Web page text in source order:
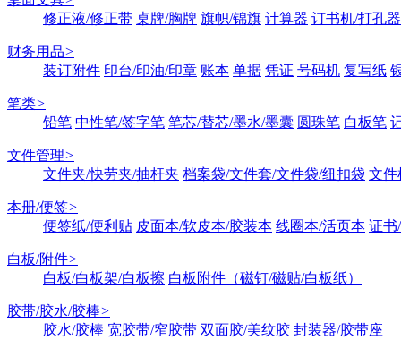
修正液/修正带 桌牌/胸牌 旗帜/锦旗 计算器 订书机/打孔器
财务用品>
装订附件 印台/印油/印章 账本 单据 凭证 号码机 复写纸
笔类>
铅笔 中性笔/签字笔 笔芯/替芯/墨水/墨囊 圆珠笔 白板笔
文件管理>
文件夹/快劳夹/抽杆夹 档案袋/文件套/文件袋/纽扣袋 文件
本册/便签>
便签纸/便利贴 皮面本/软皮本/胶装本 线圈本/活页本 证书
白板/附件>
白板/白板架/白板擦 白板附件（磁钉/磁贴/白板纸）
胶带/胶水/胶棒>
胶水/胶棒 宽胶带/窄胶带 双面胶/美纹胶 封装器/胶带座